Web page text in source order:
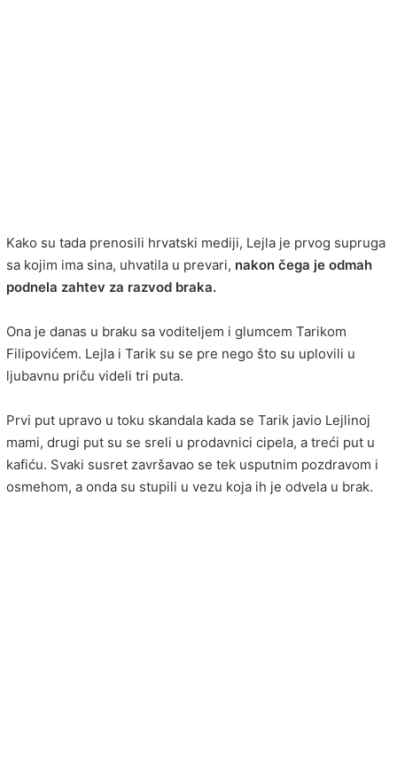
Kako su tada prenosili hrvatski mediji, Lejla je prvog supruga
sa kojim ima sina, uhvatila u prevari, nakon čega je odmah
podnela zahtev za razvod braka.
Ona je danas u braku sa voditeljem i glumcem Tarikom
Filipovićem. Lejla i Tarik su se pre nego što su uplovili u
ljubavnu priču videli tri puta.
Prvi put upravo u toku skandala kada se Tarik javio Lejlinoj
mami, drugi put su se sreli u prodavnici cipela, a treći put u
kafiću. Svaki susret završavao se tek usputnim pozdravom i
osmehom, a onda su stupili u vezu koja ih je odvela u brak.